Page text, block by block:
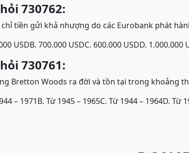
730762:
tiền gửi khả nhượng do các Eurobank phát
USDB. 700.000 USDC. 600.000 USDD. 1.000.000
730761:
Bretton Woods ra đời và tồn tại trong khoảng
– 1971B. Từ 1945 – 1965C. Từ 1944 – 1964D. Từ